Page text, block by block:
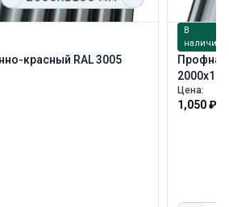
красный RAL 3005
В
наличии
Цена:
1,050 ₽